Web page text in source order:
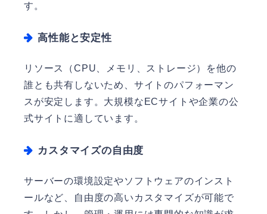
す。
高性能と安定性
リソース（CPU、メモリ、ストレージ）を他の
誰とも共有しないため、サイトのパフォーマン
スが安定します。大規模なECサイトや企業の公
式サイトに適しています。
カスタマイズの自由度
サーバーの環境設定やソフトウェアのインスト
ールなど、自由度の高いカスタマイズが可能で